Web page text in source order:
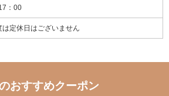
：00
定休日はございません
おすすめクーポン